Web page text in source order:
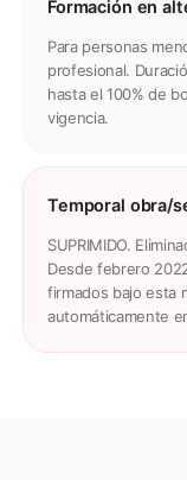
Formación en
Para personas
profesional.
hasta el 100% de
vigencia.
Temporal obra/
SUPRIMIDO.
Desde febrero
firmados bajo esta
automáticamente